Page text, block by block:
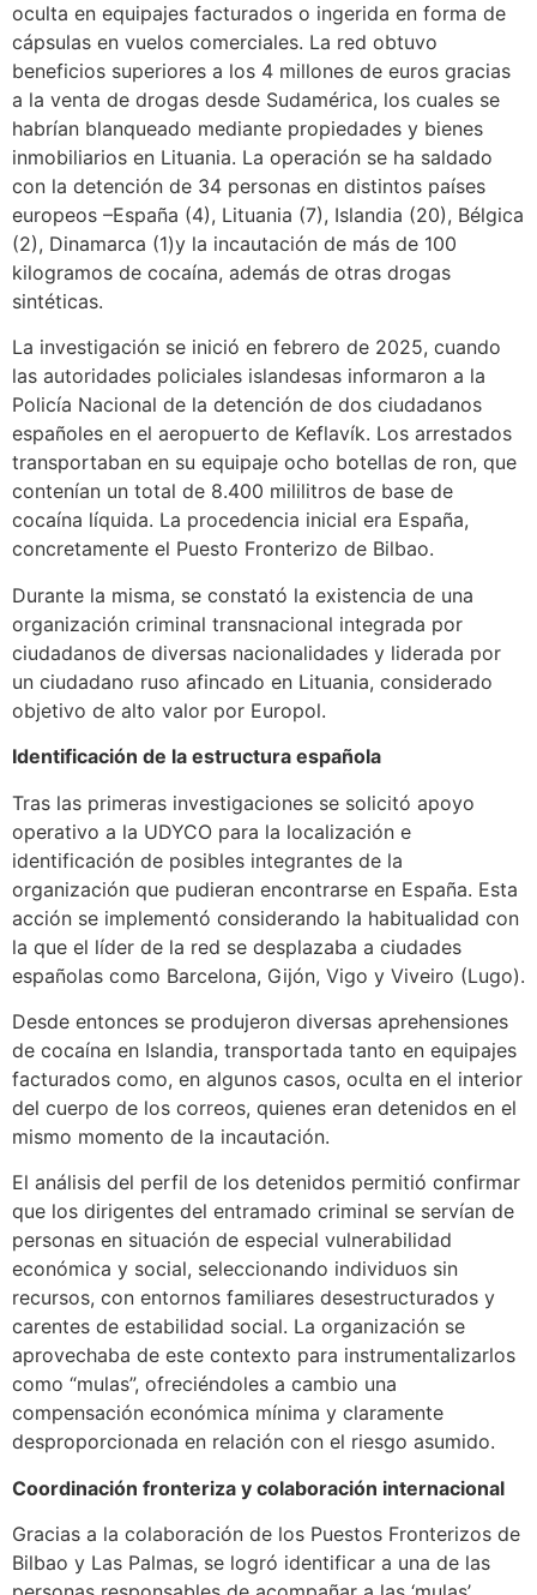
oculta en equipajes facturados o ingerida en forma de
cápsulas en vuelos comerciales. La red obtuvo
beneficios superiores a los 4 millones de euros gracias
a la venta de drogas desde Sudamérica, los cuales se
habrían blanqueado mediante propiedades y bienes
inmobiliarios en Lituania. La operación se ha saldado
con la detención de 34 personas en distintos países
europeos –España (4), Lituania (7), Islandia (20), Bélgica
(2), Dinamarca (1)y la incautación de más de 100
kilogramos de cocaína, además de otras drogas
sintéticas.
La investigación se inició en febrero de 2025, cuando
las autoridades policiales islandesas informaron a la
Policía Nacional de la detención de dos ciudadanos
españoles en el aeropuerto de Keflavík. Los arrestados
transportaban en su equipaje ocho botellas de ron, que
contenían un total de 8.400 mililitros de base de
cocaína líquida. La procedencia inicial era España,
concretamente el Puesto Fronterizo de Bilbao.
Durante la misma, se constató la existencia de una
organización criminal transnacional integrada por
ciudadanos de diversas nacionalidades y liderada por
un ciudadano ruso afincado en Lituania, considerado
objetivo de alto valor por Europol.
Identificación de la estructura española
Tras las primeras investigaciones se solicitó apoyo
operativo a la UDYCO para la localización e
identificación de posibles integrantes de la
organización que pudieran encontrarse en España. Esta
acción se implementó considerando la habitualidad con
la que el líder de la red se desplazaba a ciudades
españolas como Barcelona, Gijón, Vigo y Viveiro (Lugo).
Desde entonces se produjeron diversas aprehensiones
de cocaína en Islandia, transportada tanto en equipajes
facturados como, en algunos casos, oculta en el interior
del cuerpo de los correos, quienes eran detenidos en el
mismo momento de la incautación.
El análisis del perfil de los detenidos permitió confirmar
que los dirigentes del entramado criminal se servían de
personas en situación de especial vulnerabilidad
económica y social, seleccionando individuos sin
recursos, con entornos familiares desestructurados y
carentes de estabilidad social. La organización se
aprovechaba de este contexto para instrumentalizarlos
como “mulas”, ofreciéndoles a cambio una
compensación económica mínima y claramente
desproporcionada en relación con el riesgo asumido.
Coordinación fronteriza y colaboración internacional
Gracias a la colaboración de los Puestos Fronterizos de
Bilbao y Las Palmas, se logró identificar a una de las